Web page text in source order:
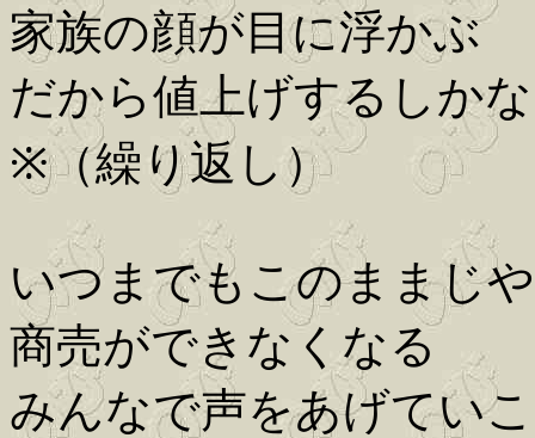
家族の顔が目に浮かぶ
だから値上げするしか
※（繰り返し）
いつまでもこのままじ
商売ができなくなる
みんなで声をあげてい